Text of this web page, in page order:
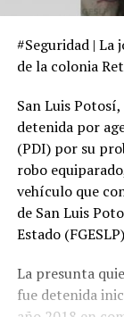
#Seguridad | La
de la colonia
San Luis Potosí,
detenida por
(PDI) por su
robo
vehículo que
de San Luis
Estado
La presunta
fue detenida